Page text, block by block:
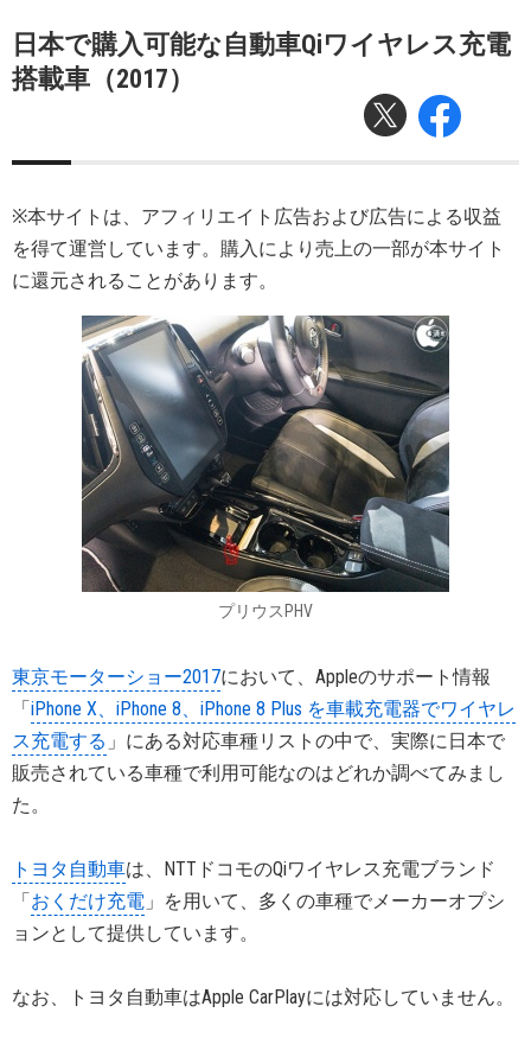
日本で購入可能な自動車Qiワイヤレス充電
搭載車（2017）
※本サイトは、アフィリエイト広告および広告による収益
を得て運営しています。購入により売上の一部が本サイト
に還元されることがあります。
プリウスPHV
東京モーターショー2017において、Appleのサポート情報
「iPhone X、iPhone 8、iPhone 8 Plus を車載充電器でワイヤレ
ス充電する 」にある対応車種リストの中で、実際に日本で
販売されている車種で利用可能なのはどれか調べてみまし
た。
トヨタ自動車は、NTTドコモのQiワイヤレス充電ブランド
「おくだけ充電 」を用いて、多くの車種でメーカーオプシ
ョンとして提供しています。
なお、トヨタ自動車はApple CarPlayには対応していません。